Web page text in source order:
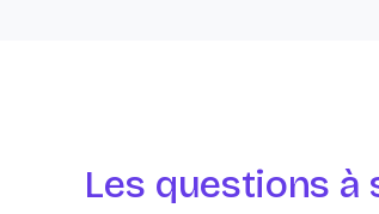
Les questions à